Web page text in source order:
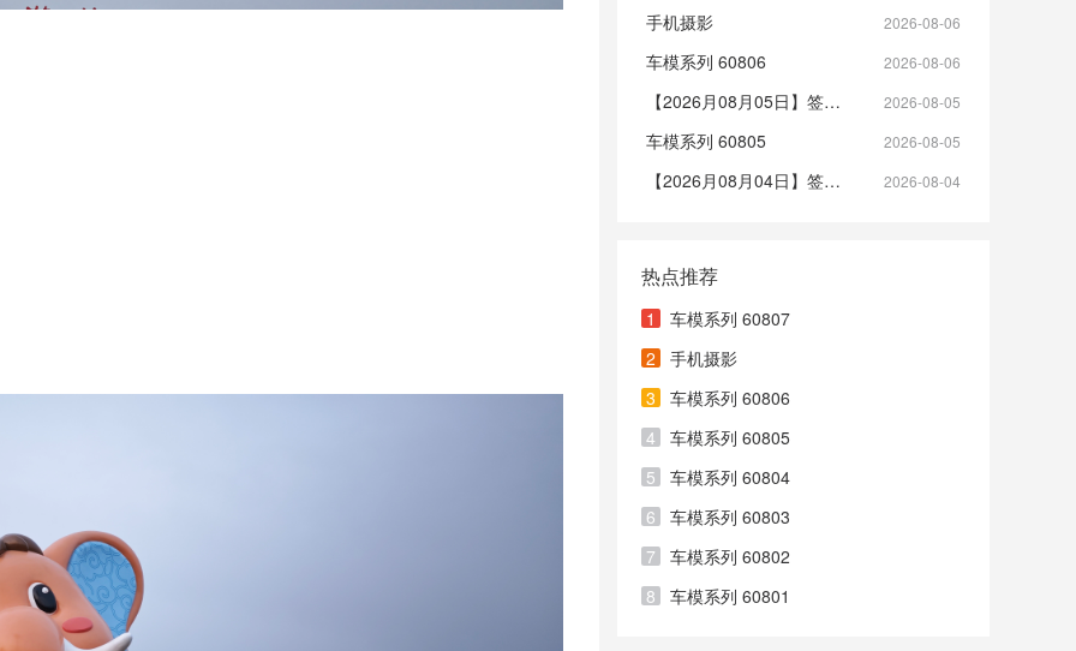
2026-08-06
手机摄影
2026-08-06
车模系列 60806
2026-08-05
【2026月08月05日】签到帖
2026-08-05
车模系列 60805
2026-08-04
【2026月08月04日】签到帖
热点推荐
1
车模系列 60807
2
手机摄影
3
车模系列 60806
4
车模系列 60805
5
车模系列 60804
6
车模系列 60803
7
车模系列 60802
8
车模系列 60801